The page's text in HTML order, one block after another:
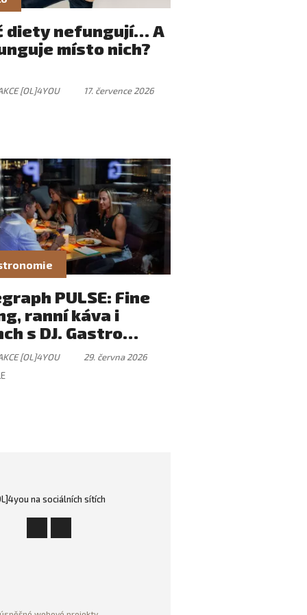
diety nefungují… A
místo nich?
[OL]4YOU 17. července 2026
PULSE: Fine
ranní káva i
s DJ. Gastro
který má svůj
[OL]4YOU
29. června 2026
na sociálních sítích